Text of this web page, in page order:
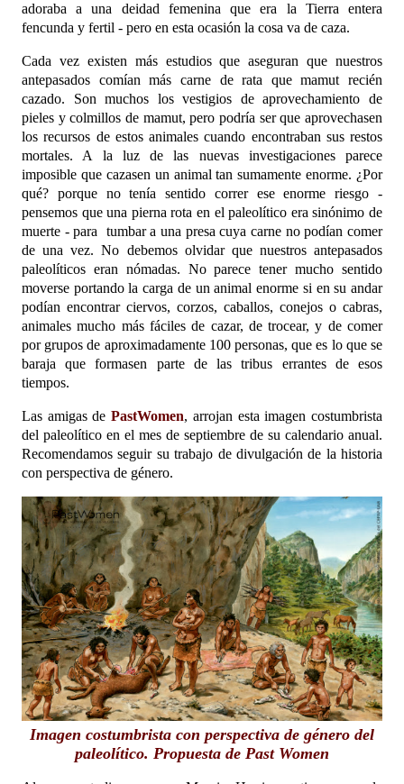
adoraba a una deidad femenina que era la Tierra entera
fencunda y fertil - pero en esta ocasión la cosa va de caza.
Cada vez existen más estudios que aseguran que nuestros
antepasados comían más carne de rata que mamut recién
cazado. Son muchos los vestigios de aprovechamiento de
pieles y colmillos de mamut, pero podría ser que aprovechasen
los recursos de estos animales cuando encontraban sus restos
mortales. A la luz de las nuevas investigaciones parece
imposible que cazasen un animal tan sumamente enorme. ¿Por
qué? porque no tenía sentido correr ese enorme riesgo -
pensemos que una pierna rota en el paleolítico era sinónimo de
muerte - para tumbar a una presa cuya carne no podían comer
de una vez. No debemos olvidar que nuestros antepasados
paleolíticos eran nómadas. No parece tener mucho sentido
moverse portando la carga de un animal enorme si en su andar
podían encontrar ciervos, corzos, caballos, conejos o cabras,
animales mucho más fáciles de cazar, de trocear, y de comer
por grupos de aproximadamente 100 personas, que es lo que se
baraja que formasen parte de las tribus errantes de esos
tiempos.
Las amigas dePastWomen, arrojan esta imagen costumbrista
del paleolítico en el mes de septiembre de su calendario anual.
Recomendamos seguir su trabajo de divulgación de la historia
con perspectiva de género.
Imagen costumbrista con perspectiva de género del
paleolítico. Propuesta de Past Women